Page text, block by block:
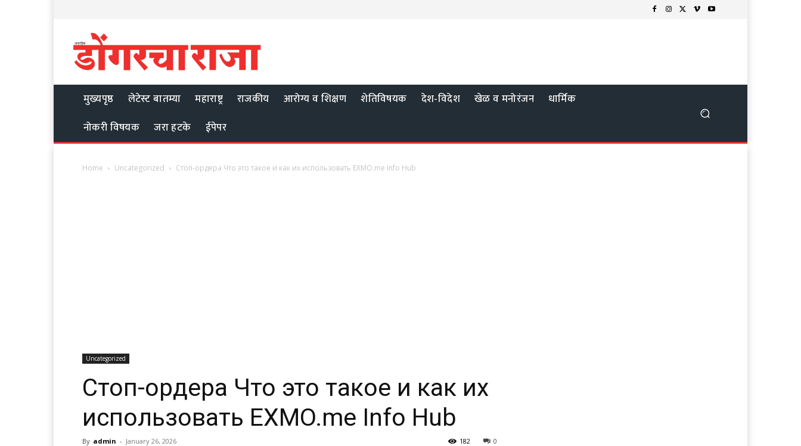
मुख्यपृष्ठ लेटेस्ट बातम्या महाराष्ट्र राजकीय आरोग्य व शिक्षण शेतिविषयक देश-विदेश खेळ व मनोरंजन
धार्मिक
नोकरी विषयक
जरा हटके ईपेपर
Home Uncategorized Стоп-ордера Что это такое и как их использовать EXMO.me Info Hub
Uncategorized
Стоп-ордера Что это такое и как их
использовать EXMO.me Info Hub
By admin - January 26, 2026 0
182